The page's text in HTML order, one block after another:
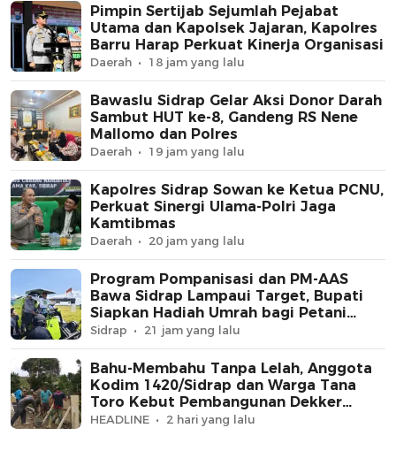
Pimpin Sertijab Sejumlah Pejabat
Utama dan Kapolsek Jajaran, Kapolres
Barru Harap Perkuat Kinerja Organisasi
Daerah 18 jam yang lalu
Bawaslu Sidrap Gelar Aksi Donor Darah
Sambut HUT ke-8, Gandeng RS Nene
Mallomo dan Polres
Daerah 19 jam yang lalu
Kapolres Sidrap Sowan ke Ketua PCNU,
Perkuat Sinergi Ulama-Polri Jaga
Kamtibmas
Daerah 20 jam yang lalu
Program Pompanisasi dan PM-AAS
Bawa Sidrap Lampaui Target, Bupati
Siapkan Hadiah Umrah bagi Petani
Berprestasi
Sidrap 21 jam yang lalu
Bahu-Membahu Tanpa Lelah, Anggota
Kodim 1420/Sidrap dan Warga Tana
Toro Kebut Pembangunan Dekker
Jembatan Beton
HEADLINE 2 hari yang lalu